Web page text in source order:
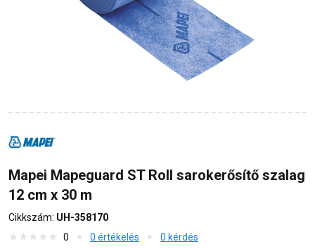
Mapei Mapeguard ST Roll sarokerősítő szalag
12 cm x 30 m
Cikkszám: UH-358170
0
0 értékelés 0 kérdés